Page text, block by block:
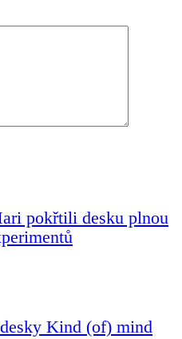
pokřtili desku plnou
Kind (of) mind